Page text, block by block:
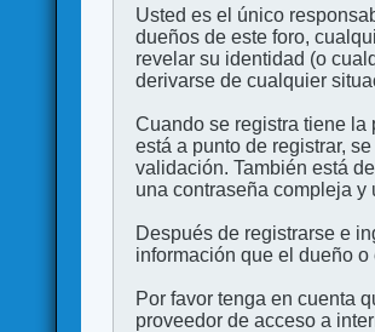
Usted es el único
dueños de este foro,
revelar su identidad (o
derivarse de cualquier
Cuando se registra tiene
está a punto de registrar,
validación. También está
una contraseña compleja y
Después de registrarse e
información que el dueño
Por favor tenga en cuenta
proveedor de acceso a